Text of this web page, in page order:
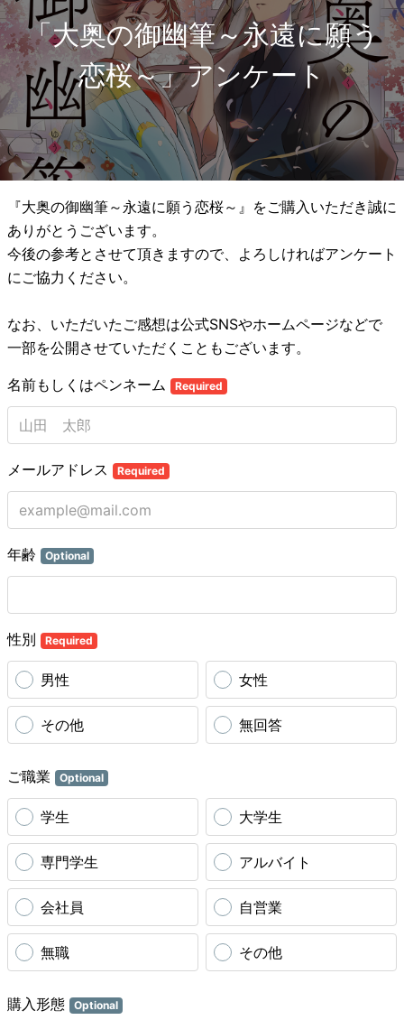
「大奥の御幽筆～永遠に願う
恋桜～」アンケート
『大奥の御幽筆～永遠に願う恋桜～』をご購入いただき誠に
ありがとうございます。
今後の参考とさせて頂きますので、よろしければアンケート
にご協力ください。
なお、いただいたご感想は公式SNSやホームページなどで
一部を公開させていただくこともございます。
名前もしくはペンネーム Required
メールアドレス Required
年齢 Optional
性別 Required
男性 女性
その他 無回答
ご職業 Optional
学生 大学生
専門学生 アルバイト
会社員 自営業
無職 その他
購入形態 Optional